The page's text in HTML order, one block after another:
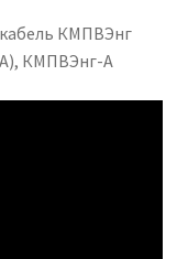
КМПВЭнг
КМПВЭнг-А